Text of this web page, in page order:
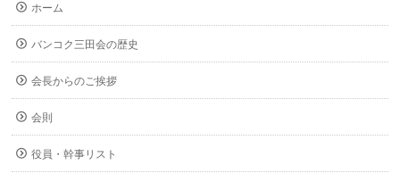
ホーム
バンコク三田会の歴史
会長からのご挨拶
会則
役員・幹事リスト